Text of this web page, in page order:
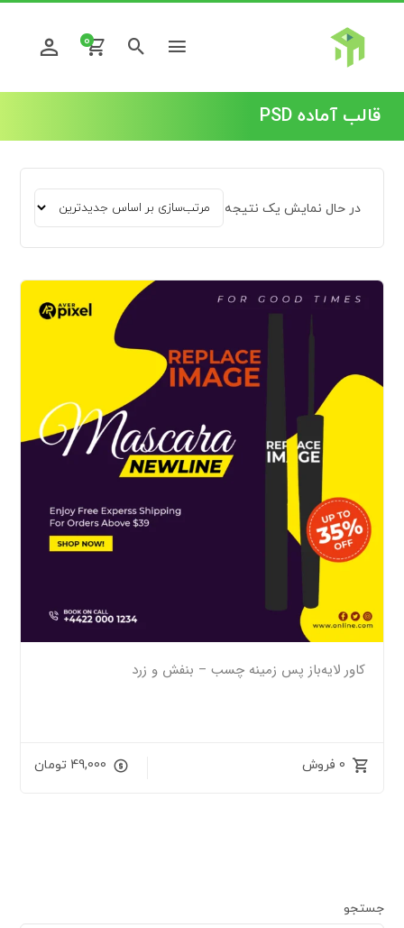
0
قالب آماده PSD
در حال نمایش یک نتیجه
کاور لایه‌باز پس زمینه چسب – بنفش و زرد
0 فروش 49,000 تومان
جستجو